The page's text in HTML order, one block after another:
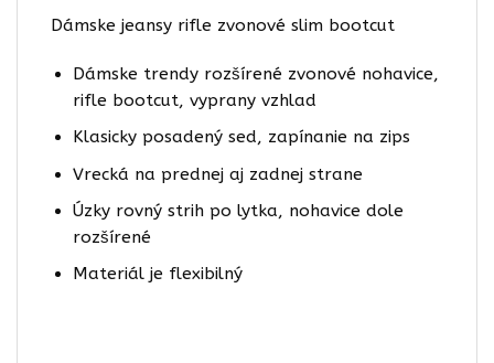
Dámske jeansy rifle zvonové slim bootcut
Dámske trendy rozšírené zvonové nohavice,
rifle bootcut, vyprany vzhlad
Klasicky posadený sed, zapínanie na zips
Vrecká na prednej aj zadnej strane
Úzky rovný strih po lytka, nohavice dole
rozšírené
Materiál je flexibilný